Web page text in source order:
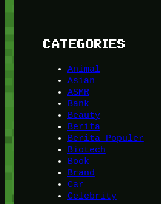
CATEGORIES
Animal
Asian
ASMR
Bank
Beauty
Berita
Berita Populer
Biotech
Book
Brand
Car
Celebrity